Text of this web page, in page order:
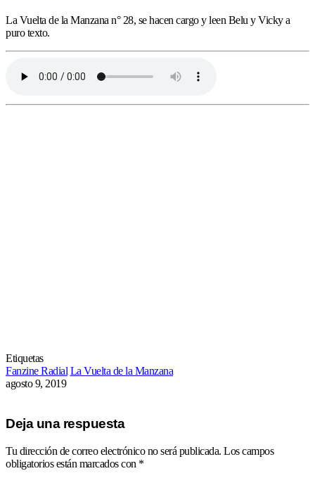
La Vuelta de la Manzana n° 28, se hacen cargo y leen Belu y Vicky a
puro texto.
Etiquetas
Fanzine Radial La Vuelta de la Manzana
agosto 9, 2019
Deja una respuesta
Tu dirección de correo electrónico no será publicada. Los campos
obligatorios están marcados con *